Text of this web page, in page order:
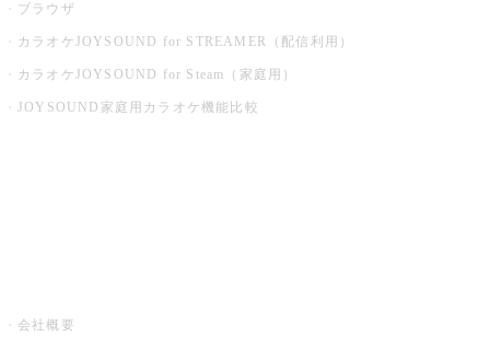
ブラウザ
カラオケJOYSOUND for STREAMER（配信利用）
カラオケJOYSOUND for Steam（家庭用）
JOYSOUND家庭用カラオケ機能比較
会社概要